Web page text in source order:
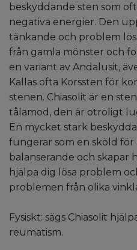
beskyddande sten som
negativa energier. Den
tänkande och problem
från gamla mönster och
en variant av Andalusit,
Kallas ofta Korssten för
stenen. Chiasolit är en
tålamod, den är otroligt
En mycket stark
fungerar som en sköld för
balanserande och skapar
hjälpa dig lösa problem
problemen från olika
Fysiskt: sägs Chiasolit
reumatism.